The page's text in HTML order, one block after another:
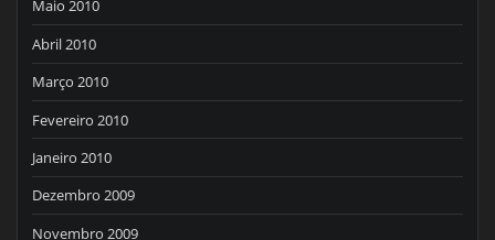
Maio 2010
Abril 2010
Março 2010
Fevereiro 2010
Janeiro 2010
Dezembro 2009
Novembro 2009